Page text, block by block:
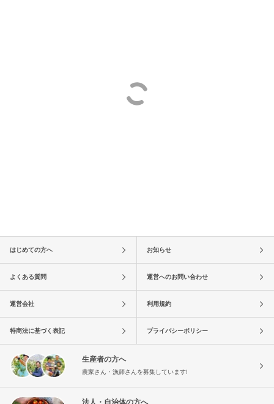
はじめての方へ お知らせ
よくある質問 運営へのお問い合わせ
運営会社 利用規約
特商法に基づく表記 プライバシーポリシー
生産者の方へ
農家さん・漁師さんを募集しています!
法人・自治体の方へ